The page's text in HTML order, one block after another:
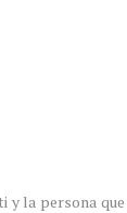
y la persona